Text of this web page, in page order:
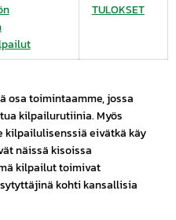
TULOKSET
osa toimintaamme, jossa
kilpailurutiinia. Myös
eivätkä käy
näissä kisoissa
kilpailut toimivat
kohti kansallisia